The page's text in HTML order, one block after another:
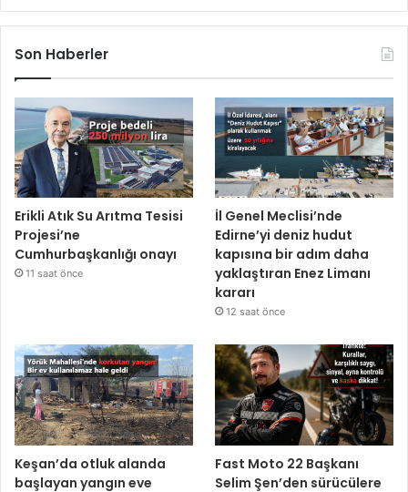
Son Haberler
Erikli Atık Su Arıtma Tesisi
Projesi’ne
Cumhurbaşkanlığı onayı
11 saat önce
İl Genel Meclisi’nde
Edirne’yi deniz hudut
kapısına bir adım daha
yaklaştıran Enez Limanı
kararı
12 saat önce
Keşan’da otluk alanda
başlayan yangın eve
Fast Moto 22 Başkanı
Selim Şen’den sürücülere